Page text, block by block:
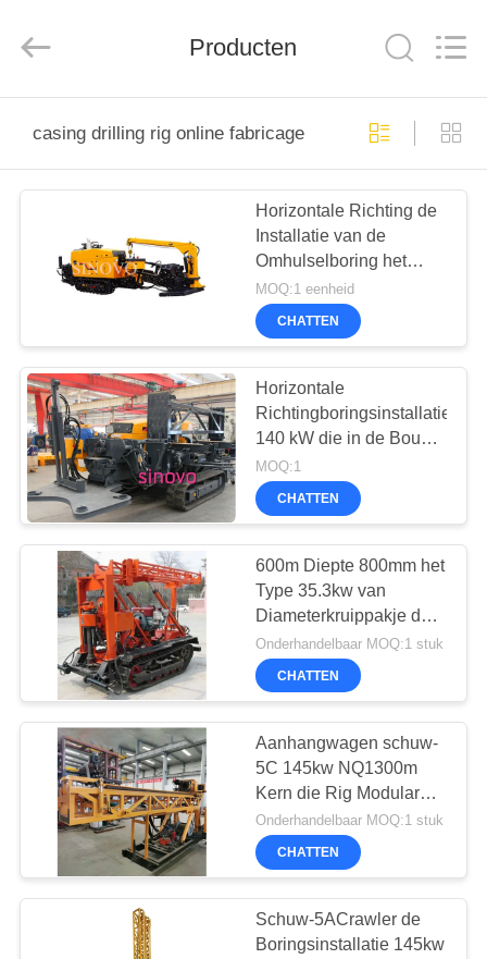
PRODUCTEN
SHOW
ONGEVEER
ONS
FABRIEKSREIS
KWALITEITSCONTROLE
CONTACTEER
ONS
CHAT
COMPANY
NEWS
SITEMAP
한국
Việt
Beijing
Sinovo
International
Sinovo
Heavy
Industry
Reserved.
Producten
casing drilling rig online fabricage
Horizontale Richting de
Installatie van de
Omhulselboring het
Boren Boring
Gemakverrichting voor
Gas het Door buizen
MOQ:1 eenheid
CHATTEN
Horizontale
Richtingboringsinstallatie
140 kW die in de Bouw
van Water het Door
buizen leiden worden
gebruikt
MOQ:1
CHATTEN
600m Diepte 800mm het
Type 35.3kw van
Diameterkruippakje de
Installatie van de
Kernboring
Onderhandelbaar MOQ:1 stuk
CHATTEN
Aanhangwagen schuw-
5C 145kw NQ1300m
Kern die Rig Modular
Design For Plateau
boren
Onderhandelbaar MOQ:1 stuk
CHATTEN
Schuw-5ACrawler de
Boringsinstallatie 145kw